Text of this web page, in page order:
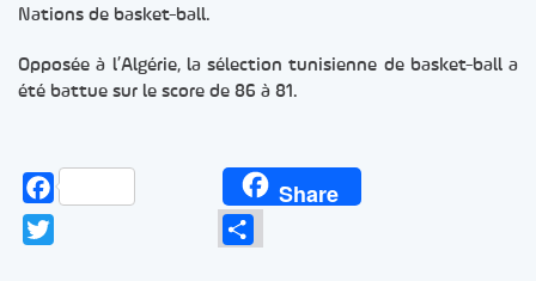
Nations de basket-ball.
Opposée à l’Algérie, la sélection tunisienne de basket-ball a
été battue sur le score de 86 à 81.
Facebook Share
Partager